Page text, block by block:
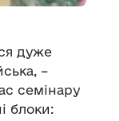
дуже
–
семінару
блоки: